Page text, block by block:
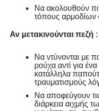
Να ακολουθούν
τόπους
Αν μετακινούνται πεζή :
Να ντύνονται με
ρούχα αντί για
κατάλληλα
τραυματισμούς
Να αποφεύγουν
διάρκεια αιχμής